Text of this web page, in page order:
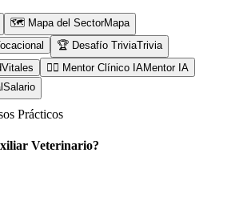
🗺️ Mapa del SectorMapa
🏆 Desafío TriviaTrivia
Vitales 👨‍⚕️ Mentor Clínico IAMentor IA
Salario
Prácticos
Veterinario?